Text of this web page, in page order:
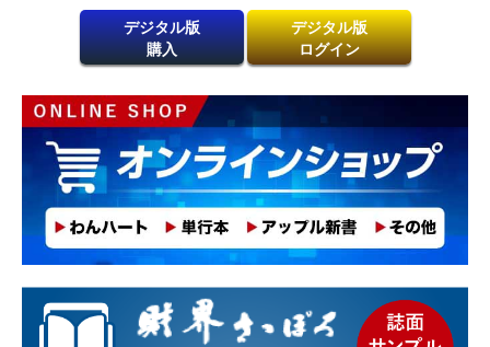
デジタル版
購入
デジタル版
ログイン